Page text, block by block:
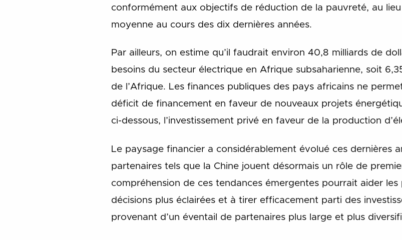
conformément aux objectifs de réduction de la pauvreté, au
moyenne au cours des dix dernières années.
Par ailleurs, on estime qu’il faudrait environ 40,8 milliards de
besoins du secteur électrique en Afrique subsaharienne, soit
de l’Afrique. Les finances publiques des pays africains ne
déficit de financement en faveur de nouveaux projets
ci-dessous, l’investissement privé en faveur de la production
Le paysage financier a considérablement évolué ces dernières
partenaires tels que la Chine jouent désormais un rôle de
compréhension de ces tendances émergentes pourrait aider
décisions plus éclairées et à tirer efficacement parti des
provenant d’un éventail de partenaires plus large et plus